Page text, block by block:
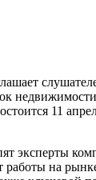
11
эксперты
на